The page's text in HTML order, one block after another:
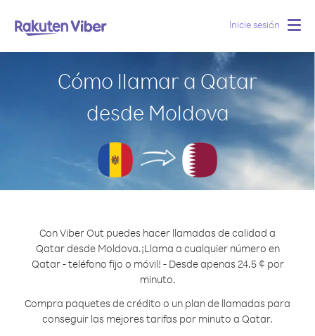
Inicie sesión
Cómo llamar a Qatar
desde Moldova
Con Viber Out puedes hacer llamadas de calidad a
Qatar desde Moldova.¡Llama a cualquier número en
Qatar - teléfono fijo o móvil! - Desde apenas 24.5 ¢ por
minuto.
Compra paquetes de crédito o un plan de llamadas para
conseguir las mejores tarifas por minuto a Qatar.